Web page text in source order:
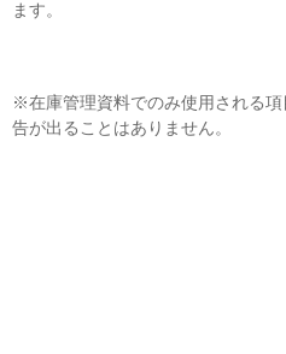
ます。
※在庫管理資料でのみ使用される
告が出ることはありません。